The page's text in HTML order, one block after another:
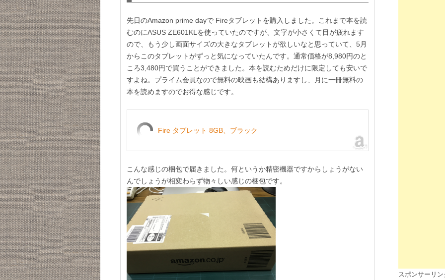
六期生の実習日誌
その他
先日のAmazon prime dayで Fireタブレットを購入しました。これまで本を読
むのにASUS ZE601KLを使っていたのですが、文字が小さくて目が疲れます
ので、もう少し画面サイズの大きなタブレットが欲しいなと思っていて、5月
からこのタブレットがずっと気になっていたんです。通常価格が8,980円のと
ころ3,480円で買うことができました。本を読むためだけに限定しても安いで
すよね。プライム会員なので無料の映画も結構ありますし、月に一冊無料の
本を読めますのでお得な感じです。
Fire タブレット 8GB、ブラック
こんな感じの梱包で届きました。何というか精密機器ですからしょうがない
んでしょうが相変わらず物々しい感じの梱包です。
スポンサーリン